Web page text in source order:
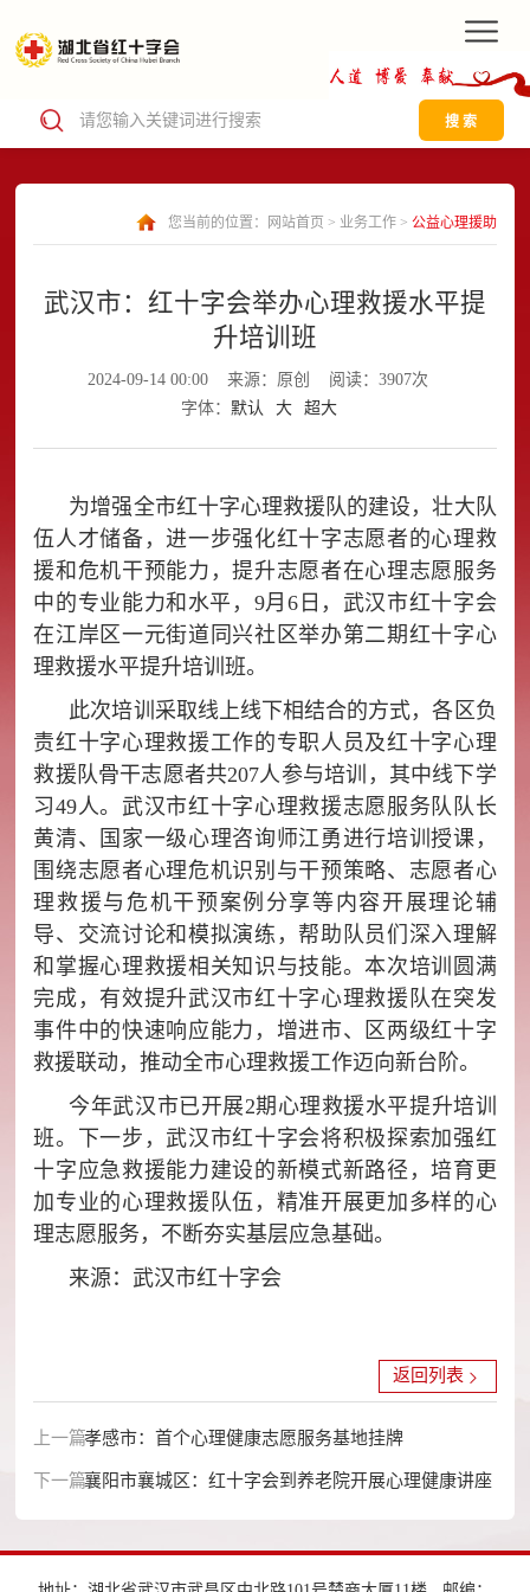
搜 索
您当前的位置： 网站首页 > 业务工作> 公益心理援助
武汉市：红十字会举办心理救援水平提
升培训班
2024-09-14 00:00 来源：原创
阅读：3907次
字体： 默认 大 超大
为增强全市红十字心理救援队的建设，壮大队
伍人才储备，进一步强化红十字志愿者的心理救
援和危机干预能力，提升志愿者在心理志愿服务
中的专业能力和水平，9月6日，武汉市红十字会
在江岸区一元街道同兴社区举办第二期红十字心
理救援水平提升培训班。
此次培训采取线上线下相结合的方式，各区负
责红十字心理救援工作的专职人员及红十字心理
救援队骨干志愿者共207人参与培训，其中线下学
习49人。武汉市红十字心理救援志愿服务队队长
黄清、国家一级心理咨询师江勇进行培训授课，
围绕志愿者心理危机识别与干预策略、志愿者心
理救援与危机干预案例分享等内容开展理论辅
导、交流讨论和模拟演练，帮助队员们深入理解
和掌握心理救援相关知识与技能。本次培训圆满
完成，有效提升武汉市红十字心理救援队在突发
事件中的快速响应能力，增进市、区两级红十字
救援联动，推动全市心理救援工作迈向新台阶。
今年武汉市已开展2期心理救援水平提升培训
班。下一步，武汉市红十字会将积极探索加强红
十字应急救援能力建设的新模式新路径，培育更
加专业的心理救援队伍，精准开展更加多样的心
理志愿服务，不断夯实基层应急基础。
来源：武汉市红十字会
上一篇：孝感市：首个心理健康志愿服务基地挂牌
下一篇：襄阳市襄城区：红十字会到养老院开展心理健康讲座
返回列表